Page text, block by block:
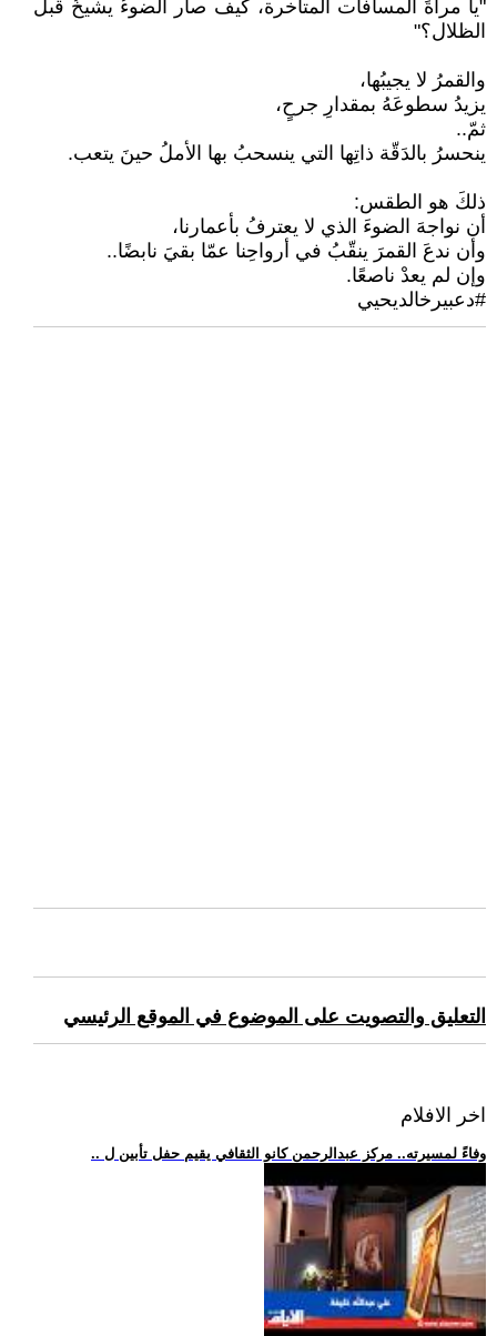
"يا مرآةَ المسافات المتأخرة، كيف صار الضوءُ يشيخُ قبل
الظلال؟"
والقمرُ لا يجيبُها،
يزيدُ سطوعَهُ بمقدارِ جرحٍ،
ثمّ..
ينحسرُ بالدَقّة ذاتِها التي ينسحبُ بها الأملُ حينَ يتعب.
ذلكَ هو الطقس:
أن نواجهَ الضوءَ الذي لا يعترفُ بأعمارنا،
وأن ندعَ القمرَ ينقّبُ في أرواحِنا عمّا بقيَ نابضًا..
وإن لم يعدْ ناصعًا.
#دعبيرخالديحيي
التعليق والتصويت على الموضوع في الموقع الرئيسي
اخر الافلام
.. وفاءً لمسيرته.. مركز عبدالرحمن كانو الثقافي يقيم حفل تأبين ل